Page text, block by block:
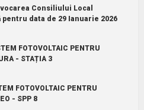
Consiliului Local
data de 29 Ianuarie 2026
FOTOVOLTAIC PENTRU
- STAȚIA 3
FOTOVOLTAIC PENTRU
- SPP 8